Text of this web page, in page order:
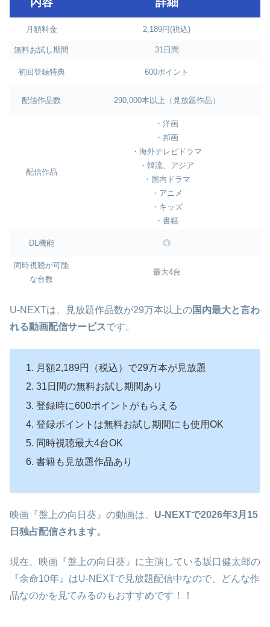
月額料金 2,189円(税込)
無料お試し期間 31日間
初回登録特典 600ポイント
配信作品数 290,000本以上（見放題作品）
配信作品
・洋画
・邦画
・海外テレビドラマ
・韓流、アジア
・国内ドラマ
・アニメ
・キッズ
・書籍
DL機能 ◎
同時視聴が可能
な台数
最大4台
U-NEXTは、見放題作品数が29万本以上の国内最大と言わ
れる動画配信サービスです。
月額2,189円（税込）で29万本が見放題
31日間の無料お試し期間あり
登録時に600ポイントがもらえる
登録ポイントは無料お試し期間にも使用OK
同時視聴最大4台OK
書籍も見放題作品あり
映画『盤上の向日葵』の動画は、 U-NEXTで2026年3月15
日独占配信されます。
現在、映画『盤上の向日葵』に主演している坂口健太郎の
『余命10年』はU-NEXTで見放題配信中なので、どんな作
品なのかを見てみるのもおすすめです！！